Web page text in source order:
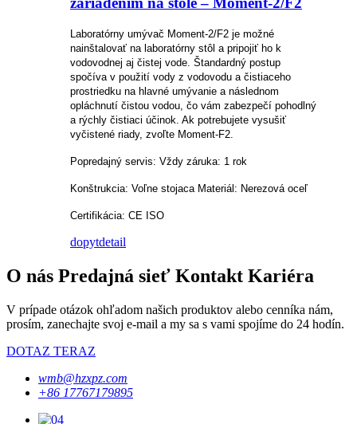
Laboratórny umývač Moment-2/F2 je možné
nainštalovať na laboratórny stôl a pripojiť ho k
vodovodnej aj čistej vode. Štandardný postup
spočíva v použití vody z vodovodu a čistiaceho
prostriedku na hlavné umývanie a následnom
opláchnutí čistou vodou, čo vám zabezpečí pohodlný
a rýchly čistiaci účinok. Ak potrebujete vysušiť
vyčistené riady, zvoľte Moment-F2.
Popredajný servis: Vždy záruka: 1 rok
Konštrukcia: Voľne stojaca Materiál: Nerezová oceľ
Certifikácia: CE ISO
dopytdetail
O nás Predajná sieť Kontakt Kariéra
V prípade otázok ohľadom našich produktov alebo cenníka nám,
prosím, zanechajte svoj e-mail a my sa s vami spojíme do 24 hodín.
DOTAZ TERAZ
wmb@hzxpz.com
+86 17767179895